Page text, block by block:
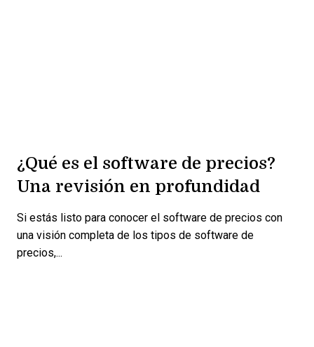
¿Qué es el software de precios?
Una revisión en profundidad
Si estás listo para conocer el software de precios con
una visión completa de los tipos de software de
precios,...